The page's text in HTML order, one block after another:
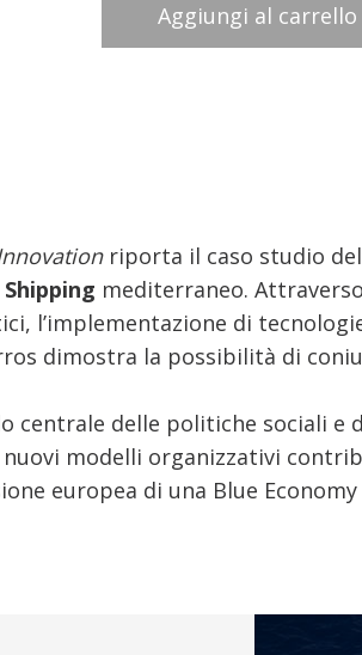
Aggiungi al carrello
riporta il caso studio
mediterraneo.
l’implementazione di
dimostra la possibilità di
delle politiche sociali e
modelli organizzativi
europea di una Blue